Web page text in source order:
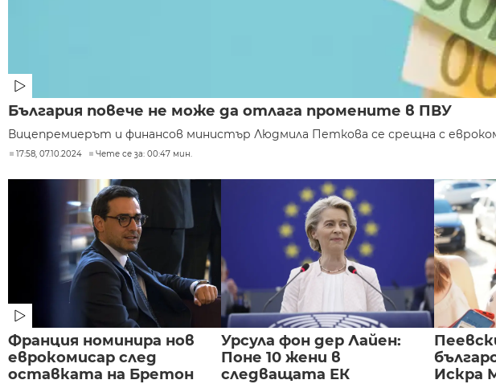
България повече не може да отлага промените в ПВУ
Вицепремиерът и финансов министър Людмила Петкова се срещна с
17:58, 07.10.2024 Чете се за: 00:47 мин.
Франция номинира нов
еврокомисар след
оставката на Бретон
Урсула фон дер Лайен:
Поне 10 жени в
следващата ЕК
Искра